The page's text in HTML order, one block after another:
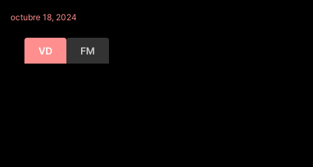
octubre 18, 2024
VD FM